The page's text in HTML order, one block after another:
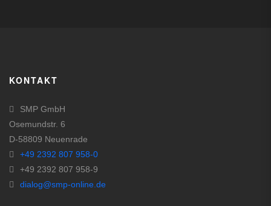
KONTAKT
SMP GmbH
Osemundstr. 6
D-58809 Neuenrade
+49 2392 807 958-0
+49 2392 807 958-9
dialog@smp-online.de